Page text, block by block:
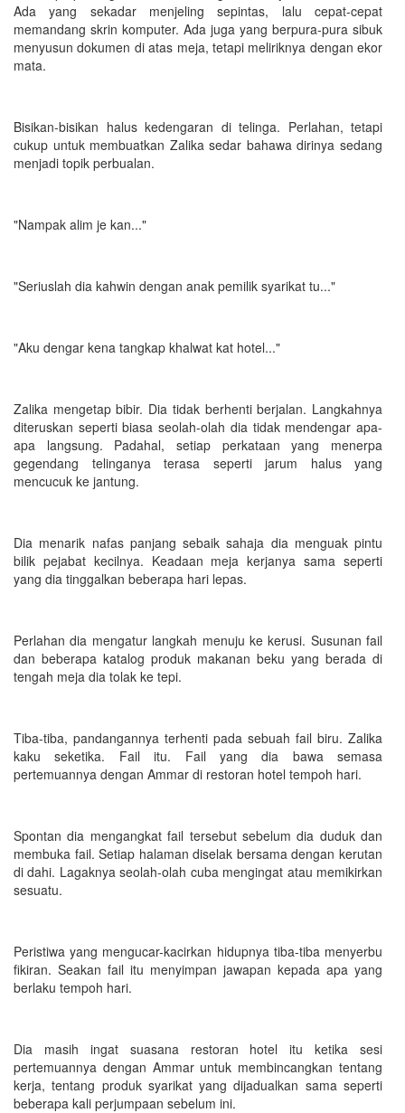
Ada yang sekadar menjeling sepintas, lalu cepat-cepat
memandang skrin komputer. Ada juga yang berpura-pura sibuk
menyusun dokumen di atas meja, tetapi meliriknya dengan ekor
mata.
Bisikan-bisikan halus kedengaran di telinga. Perlahan, tetapi
cukup untuk membuatkan Zalika sedar bahawa dirinya sedang
menjadi topik perbualan.
"Nampak alim je kan..."
"Seriuslah dia kahwin dengan anak pemilik syarikat tu..."
"Aku dengar kena tangkap khalwat kat hotel..."
Zalika mengetap bibir. Dia tidak berhenti berjalan. Langkahnya
diteruskan seperti biasa seolah-olah dia tidak mendengar apa-
apa langsung. Padahal, setiap perkataan yang menerpa
gegendang telinganya terasa seperti jarum halus yang
mencucuk ke jantung.
Dia menarik nafas panjang sebaik sahaja dia menguak pintu
bilik pejabat kecilnya. Keadaan meja kerjanya sama seperti
yang dia tinggalkan beberapa hari lepas.
Perlahan dia mengatur langkah menuju ke kerusi. Susunan fail
dan beberapa katalog produk makanan beku yang berada di
tengah meja dia tolak ke tepi.
Tiba-tiba, pandangannya terhenti pada sebuah fail biru. Zalika
kaku seketika. Fail itu. Fail yang dia bawa semasa
pertemuannya dengan Ammar di restoran hotel tempoh hari.
Spontan dia mengangkat fail tersebut sebelum dia duduk dan
membuka fail. Setiap halaman diselak bersama dengan kerutan
di dahi. Lagaknya seolah-olah cuba mengingat atau memikirkan
sesuatu.
Peristiwa yang mengucar-kacirkan hidupnya tiba-tiba menyerbu
fikiran. Seakan fail itu menyimpan jawapan kepada apa yang
berlaku tempoh hari.
Dia masih ingat suasana restoran hotel itu ketika sesi
pertemuannya dengan Ammar untuk membincangkan tentang
kerja, tentang produk syarikat yang dijadualkan sama seperti
beberapa kali perjumpaan sebelum ini.